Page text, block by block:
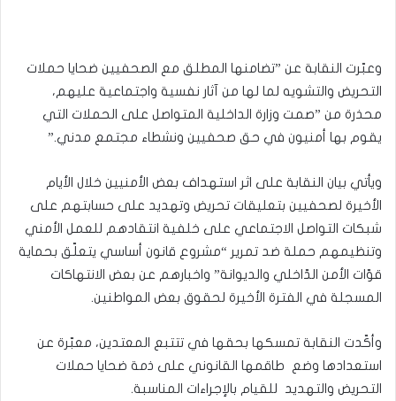
وعبّرت النقابة عن ”تضامنها المطلق مع الصحفيين ضحايا حملات
التحريض والتشويه لما لها من آثار نفسية واجتماعية عليهم،
محذرة من ”صمت وزارة الداخلية المتواصل على الحملات التي
يقوم بها أمنيون في حق صحفيين ونشطاء مجتمع مدني.”
ويأتي بيان النقابة على اثر استهداف بعض الأمنيين خلال الأيام
الأخيرة لصحفيين بتعليقات تحريض وتهديد على حسابتهم على
شبكات التواصل الاجتماعي على خلفية انتقادهم للعمل الأمني
وتنظيمهم حملة ضد تمرير “مشروع قانون أساسي يتعلّق بحماية
قوّات الأمن الدّاخلي والديوانة” واخبارهم عن بعض الانتهاكات
المسجلة في الفترة الأخيرة لحقوق بعض المواطنين.
وأكّدت النقابة تمسكها بحقها في تتتبع المعتدين، معبّرة عن
استعدادها وضع طاقمها القانوني على ذمة ضحايا حملات
التحريض والتهديد للقيام بالإجراءات المناسبة.